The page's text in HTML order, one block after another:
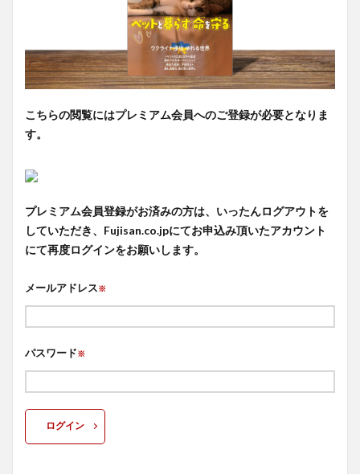
こちらの閲覧にはプレミアム会員へのご登録が必要となりま
す。
プレミアム会員登録がお済みの方は、いったんログアウトを
していただき、Fujisan.co.jpにてお申込み頂いたアカウント
にて再度ログインをお願いします。
メールアドレス※
パスワード※
ログイン